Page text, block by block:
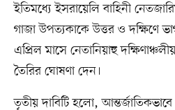
ইতিমধ্যে ইসরায়েলি বাহিনী
গাজা উপত্যকাকে উত্তর ও দক্ষিণে
এপ্রিল মাসে নেতানিয়াহু
তৈরির ঘোষণা দেন।
তৃতীয় দাবিটি হলো, আন্তর্জাতিকভাবে